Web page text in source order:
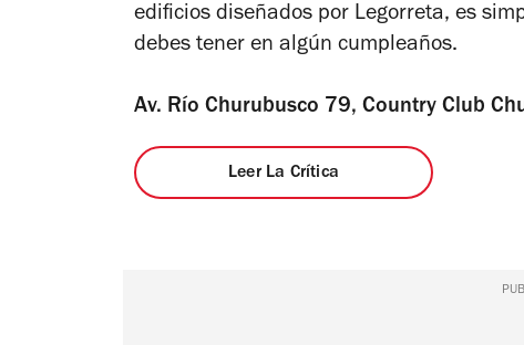
edificios diseñados por Legorreta, es
debes tener en algún cumpleaños.
Av. Río Churubusco 79, Country Club
Leer La Crítica